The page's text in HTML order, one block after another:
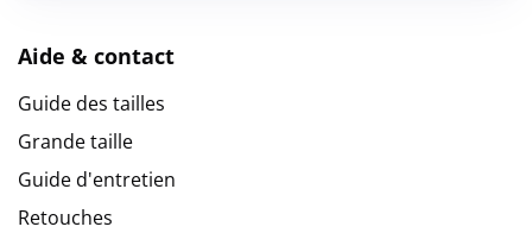
Aide & contact
Guide des tailles
Grande taille
Guide d'entretien
Retouches